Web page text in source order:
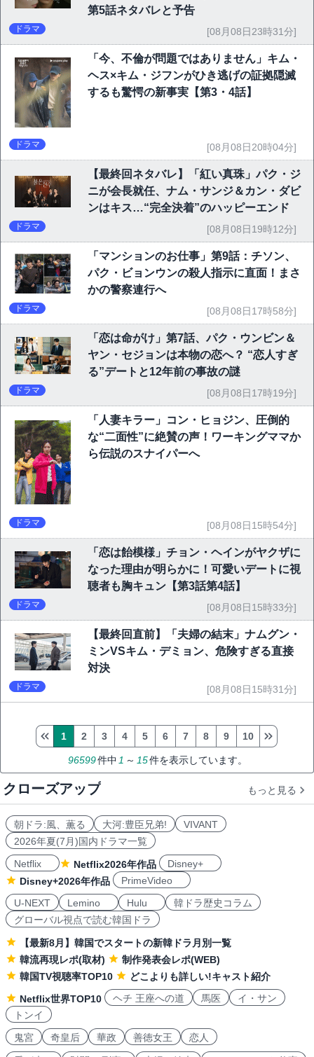
第5話ネタバレと予告
ドラマ [08月08日23時31分]
「今、不倫が問題ではありません」キム・
ヘス×キム・ジフンがひき逃げの証拠隠滅
するも驚愕の新事実【第3・4話】
ドラマ [08月08日20時04分]
【最終回ネタバレ】「紅い真珠」パク・ジ
ニが会長就任、ナム・サンジ＆カン・ダビ
ンはキス…“完全決着”のハッピーエンド
ドラマ [08月08日19時12分]
「マンションのお仕事」第9話：チソン、
パク・ビョンウンの殺人指示に直面！まさ
かの警察連行へ
ドラマ [08月08日17時58分]
「恋は命がけ」第7話、パク・ウンビン＆
ヤン・セジョンは本物の恋へ？ “恋人すぎ
る”デートと12年前の事故の謎
ドラマ [08月08日17時19分]
「人妻キラー」コン・ヒョジン、圧倒的
な“二面性”に絶賛の声！ワーキングママか
ら伝説のスナイパーへ
ドラマ [08月08日15時54分]
「恋は飴模様」チョン・ヘインがヤクザに
なった理由が明らかに！可愛いデートに視
聴者も胸キュン【第3話第4話】
ドラマ [08月08日15時33分]
【最終回直前】「夫婦の結末」ナムグン・
ミンVSキム・デミョン、危険すぎる直接
対決
ドラマ [08月08日15時31分]
96599件中 1 ～ 15件を表示しています。
1 2 3 4 5 6 7 8 9 10
クローズアップ もっと見る
朝ドラ:風、薫る 大河:豊臣兄弟!
VIVANT
2026年夏(7月)国内ドラマ一覧
Netflix
Netflix2026年作品
Disney+
Disney+2026年作品
PrimeVideo
U-NEXT
Lemino Hulu
韓ドラ歴史コラム
グローバル視点で読む韓国ドラ
【最新8月】韓国でスタートの新韓ドラ月別一覧
韓流再現レポ(取材)
制作発表会レポ(WEB)
韓国TV視聴率TOP10
どこよりも詳しい!キャスト紹介
Netflix世界TOP10
ヘチ 王座への道 馬医
イ・サン
トンイ
鬼宮
奇皇后 華政 善徳女王 恋人